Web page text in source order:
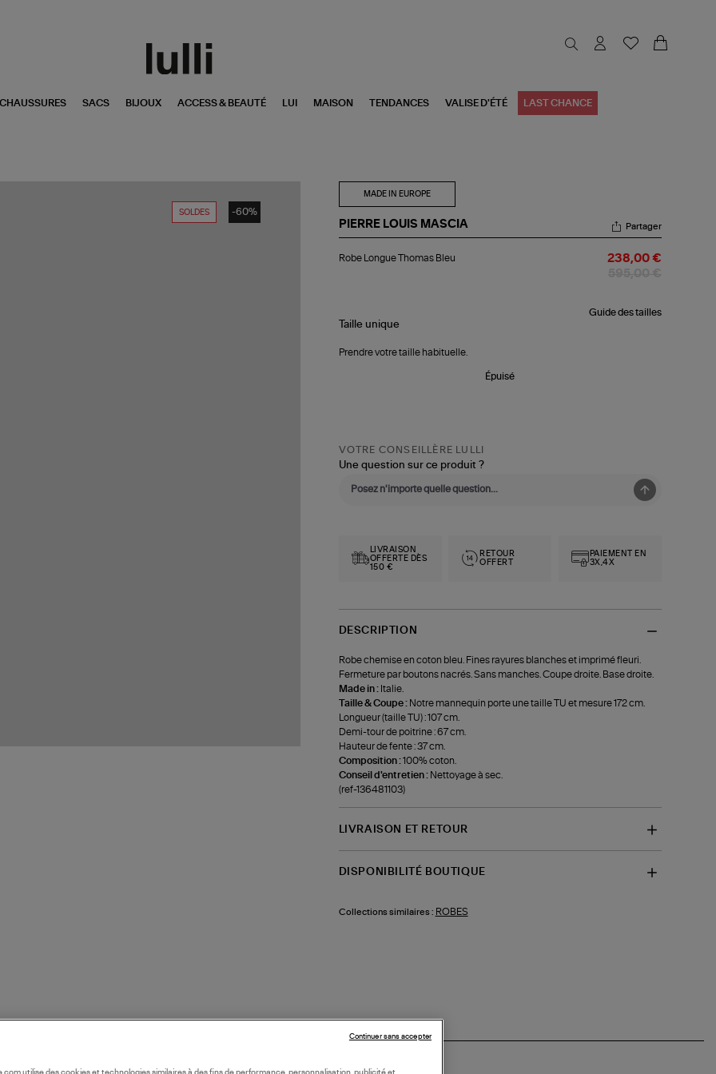
CHAUSSURES SACS BIJOUX ACCESS & BEAUTÉ LUI MAISON TENDANCES VALISE D'ÉTÉ LAST CHANCE
SOLDES -60%
MADE IN EUROPE
PIERRE LOUIS MASCIA
Longue
Partager
Robe Longue Thomas Bleu 238,00 €
Guide des tailles
Taille unique
Prendre votre taille habituelle.
Épuisé
VOTRE CONSEILLÈRE LULLI
Une question sur ce produit ?
LIVRAISON
OFFERTE DÈS
150 €
RETOUR
OFFERT
PAIEMENT EN
3X,4X
DESCRIPTION
Robe chemise en coton bleu. Fines rayures blanches et imprimé fleuri.
Fermeture par boutons nacrés. Sans manches. Coupe droite. Base droite.
Made in : Italie.
Taille & Coupe : Notre mannequin porte une taille TU et mesure 172 cm.
Longueur (taille TU) : 107 cm.
Demi-tour de poitrine : 67 cm.
Hauteur de fente : 37 cm.
Composition :100% coton.
Conseil d'entretien : Nettoyage à sec.
(ref-136481103)
LIVRAISON ET RETOUR
DISPONIBILITÉ BOUTIQUE
Collections similaires : ROBES
utilise des cookies et technologies similaires à des fins de performance, personnalisation, publicité et
Continuer sans accepter